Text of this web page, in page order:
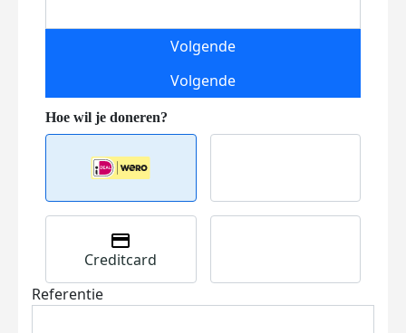
Volgende
Volgende
Creditcard
Referentie